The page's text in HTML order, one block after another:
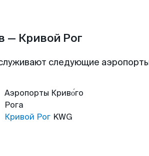
— Кривой Рог
следующие
Аэропорты Криво́го
Рога
Кривой Рог KWG